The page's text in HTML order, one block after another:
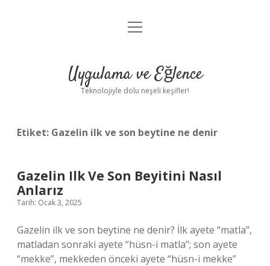
Anasayfa
Yasal Uyarı
menüyü
Uygulama ve Eğlence
Teknolojiyle dolu neşeli keşifler!
Etiket: Gazelin ilk ve son beytine ne denir
Gazelin Ilk Ve Son Beyitini Nasıl
Anlarız
Tarih: Ocak 3, 2025
Gazelin ilk ve son beytine ne denir? İlk ayete “matla”,
matladan sonraki ayete “hüsn-i matla”; son ayete
“mekke”, mekkeden önceki ayete “hüsn-i mekke”